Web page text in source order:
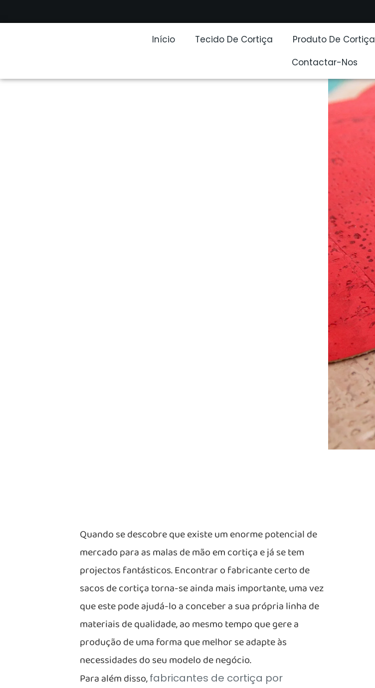
Início Tecido De Cortiça Produto De Cortiça
Contactar-Nos
Quando se descobre que existe um enorme potencial de
mercado para as malas de mão em cortiça e já se tem
projectos fantásticos. Encontrar o fabricante certo de
sacos de cortiça torna-se ainda mais importante, uma vez
que este pode ajudá-lo a conceber a sua própria linha de
materiais de qualidade, ao mesmo tempo que gere a
produção de uma forma que melhor se adapte às
necessidades do seu modelo de negócio.
Para além disso,fabricantes de cortiça por